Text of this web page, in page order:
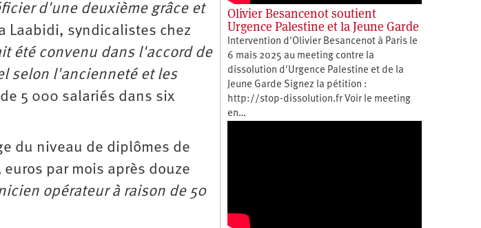
d'une deuxième grâce et
Laabidi, syndicalistes chez
été convenu dans l'accord de
selon l'ancienneté et les
5 000 salariés dans six
du niveau de diplômes de
par mois après douze
opérateur à raison de 50
Olivier Besancenot soutient
Urgence Palestine et la Jeune Garde
Intervention d'Olivier Besancenot à Paris le
6 mais 2025 au meeting contre la
dissolution d'Urgence Palestine et de la
Jeune Garde Signez la pétition :
http://stop-dissolution.fr Voir le meeting
en…